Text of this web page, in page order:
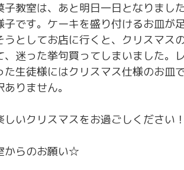
子教室は、あと明日一日となりまし
子です。ケーキを盛り付けるお皿が
うとしてお店に行くと、クリスマス
、迷った挙句買ってしまいました。
た生徒様にはクリスマス仕様のお皿
りません。
いクリスマスをお過ごしください！
からのお願い☆